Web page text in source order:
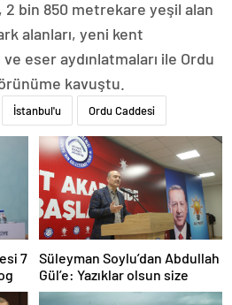
2 bin 850 metrekare yeşil alan
alanları, yeni kent
eser aydınlatmaları ile Ordu
kavuştu.
İstanbul'u Ordu Caddesi
7
Süleyman Soylu’dan Abdullah
Gül’e: Yazıklar olsun size